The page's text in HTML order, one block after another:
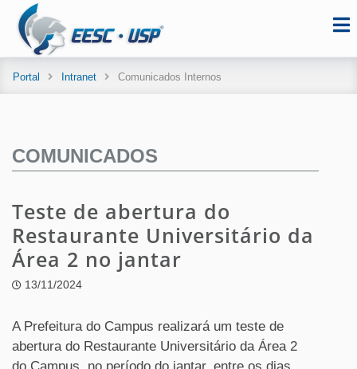
Portal Intranet Comunicados Internos
COMUNICADOS
Teste de abertura do
Restaurante Universitário da
Área 2 no jantar
13/11/2024
A Prefeitura do Campus realizará um teste de
abertura do Restaurante Universitário da Área 2